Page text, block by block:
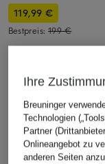
119,99 €
Bestpreis:199 €
ÄHNLICHE
Ihre
Breuninger
Technologien
Partner
Onlineangebot zu
anderen Seiten